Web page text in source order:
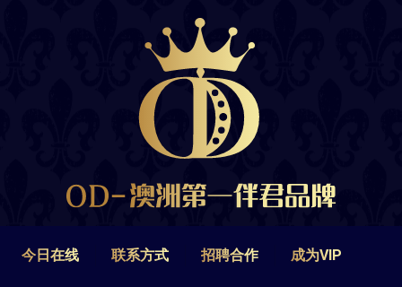
今日在线 联系方式 招聘合作 成为VIP
联系方式 招聘合作
布里斯班